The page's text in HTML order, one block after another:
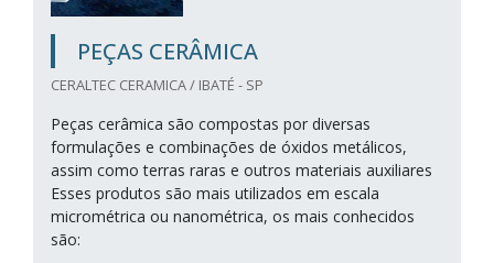
PEÇAS CERÂMICA
CERALTEC CERAMICA / IBATÉ - SP
Peças cerâmica são compostas por diversas
formulações e combinações de óxidos metálicos,
assim como terras raras e outros materiais auxiliares
Esses produtos são mais utilizados em escala
micrométrica ou nanométrica, os mais conhecidos
são: